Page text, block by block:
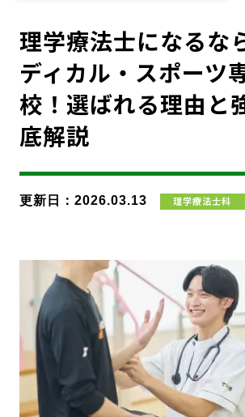
理学療法士になるな
ディカル・スポーツ
校！選ばれる理由と
底解説
更新日：2026.03.13 理学療法士科